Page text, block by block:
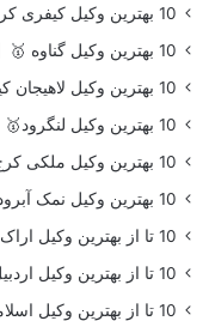
10 بهترین وکیل کیفری کرج 🥇【آپدیت جدید】⚖️
10 بهترین وکیل گناوه 🥇【آپدیت جدید】⚖️
10 بهترین وکیل لاهیجان کیست ؟🥇【آپدیت جدید】⚖️
10 بهترین وکیل لنگرود🥇【آپدیت جدید】⚖️
10 بهترین وکیل ملکی کرج 🥇【آپدیت جدید】⚖️
10 بهترین وکیل نمک آبرود 🥇【آپدیت جدید】⚖️
10 تا از بهترین وکیل اراک 🥇【آپدیت جدید】⚖️
10 تا از بهترین وکیل اردبیل 🥇【آپدیت جدید】
10 تا از بهترین وکیل اسلامشهر 🥇【آپدیت جدید】